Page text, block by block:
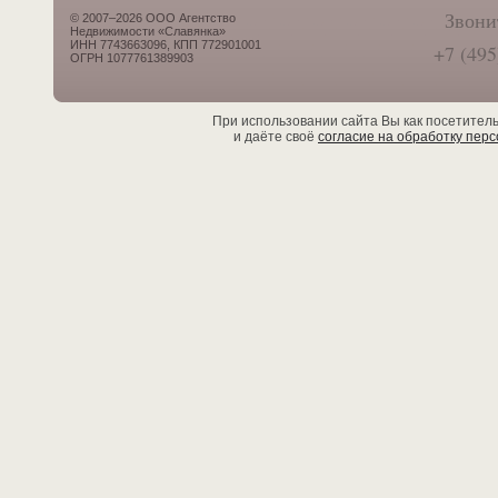
© 2007–2026 ООО Агентство
Недвижимости «Славянка»
ИНН 7743663096, КПП 772901001
ОГРН 1077761389903
+7
При использовании сайта Вы как
и даёте своё согласие на обработку